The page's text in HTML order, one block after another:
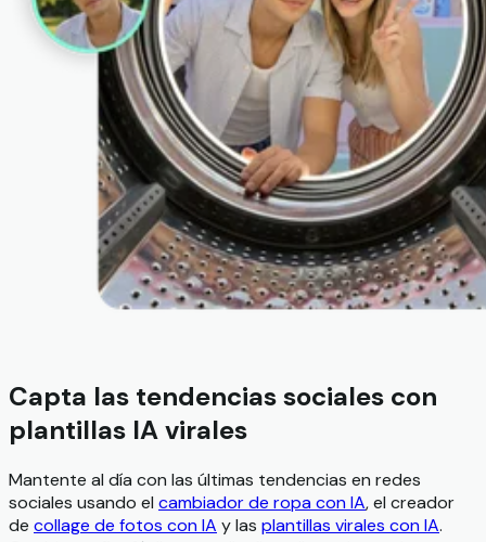
Capta las tendencias sociales con
plantillas IA virales
Mantente al día con las últimas tendencias en redes
sociales usando el cambiador de ropa con IA, el creador
de collage de fotos con IA y las plantillas virales con IA.